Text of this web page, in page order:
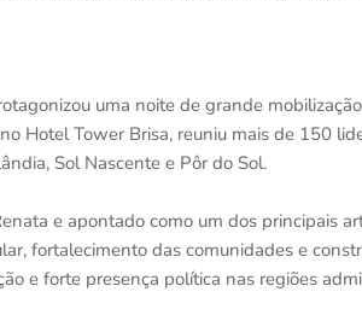
uma noite de grande
Hotel Tower Brisa, reuniu mais de 150
Sol Nascente e Pôr do Sol.
e apontado como um dos principais
fortalecimento das comunidades e
e forte presença política nas regiões